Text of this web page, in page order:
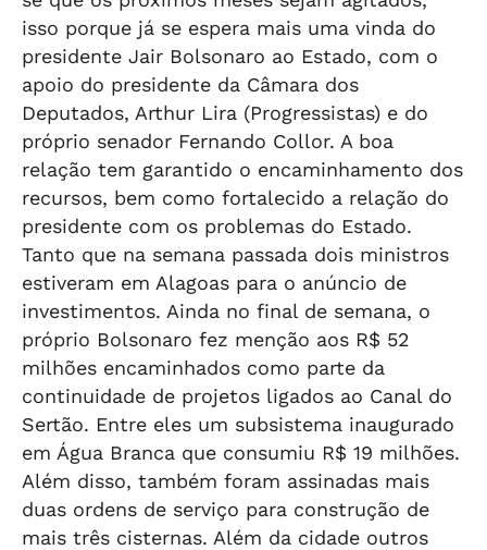
isso porque já se espera mais uma vinda do
presidente Jair Bolsonaro ao Estado, com o
apoio do presidente da Câmara dos
Deputados, Arthur Lira (Progressistas) e do
próprio senador Fernando Collor. A boa
relação tem garantido o encaminhamento dos
recursos, bem como fortalecido a relação do
presidente com os problemas do Estado.
Tanto que na semana passada dois ministros
estiveram em Alagoas para o anúncio de
investimentos. Ainda no final de semana, o
próprio Bolsonaro fez menção aos R$ 52
milhões encaminhados como parte da
continuidade de projetos ligados ao Canal do
Sertão. Entre eles um subsistema inaugurado
em Água Branca que consumiu R$ 19 milhões.
Além disso, também foram assinadas mais
duas ordens de serviço para construção de
mais três cisternas. Além da cidade outros